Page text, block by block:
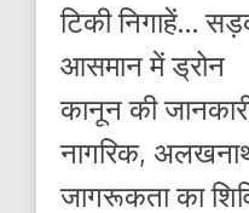
टिकी निगाहें…
आसमान में ड्रोन
कानून की
नागरिक,
जागरूकता का